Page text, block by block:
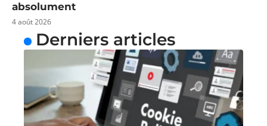
absolument
4 août 2026
Derniers articles